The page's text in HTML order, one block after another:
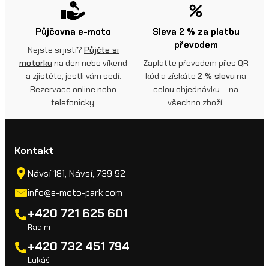
Půjčovna e-moto
Nejste si jistí? Půjčte si
motorku na den nebo víkend
a zjistěte, jestli vám sedí.
Rezervace online nebo
telefonicky.
Sleva 2 % za platbu
převodem
Zaplaťte převodem přes QR
kód a získáte 2 % slevu na
celou objednávku – na
všechno zboží.
Kontakt
Návsí 181, Návsí, 739 92
info@e-moto-park.com
+420 721 625 601
Radim
+420 732 451 794
Lukáš